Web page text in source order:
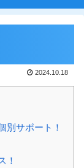
2024.10.18
別サポート！
！